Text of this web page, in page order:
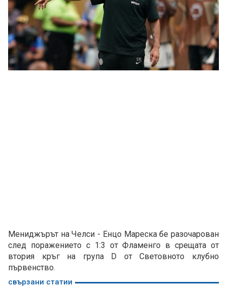
Мениджърът на Челси - Енцо Мареска бе разочарован
след поражението с 1:3 от Фламенго в срещата от
втория кръг на група D от Световното клубно
първенство.
свързани статии